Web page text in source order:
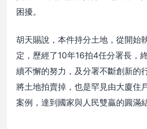
困擾。
胡天賜說，本件持分土地，從開始
定，歷經了10年16拍4任分署長，
續不懈的努力，及分署不斷創新的
將土地拍賣掉，也是罕見由大廈住
案例，達到國家與人民雙贏的圓滿結